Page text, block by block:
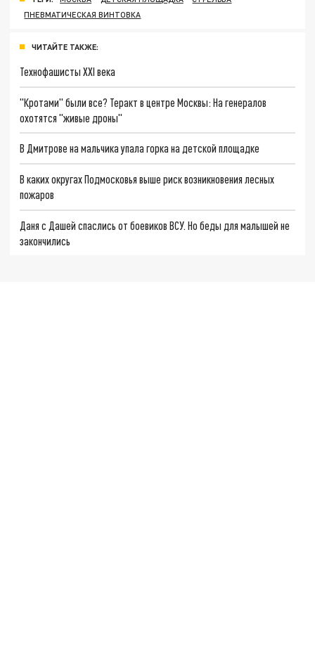
ПНЕВМАТИЧЕСКАЯ ВИНТОВКА
ЧИТАЙТЕ ТАКЖЕ:
Технофашисты XXI века
"Кротами" были все? Теракт в центре Москвы: На генералов
охотятся "живые дроны"
В Дмитрове на мальчика упала горка на детской площадке
В каких округах Подмосковья выше риск возникновения лесных
пожаров
Даня с Дашей спаслись от боевиков ВСУ. Но беды для малышей не
закончились